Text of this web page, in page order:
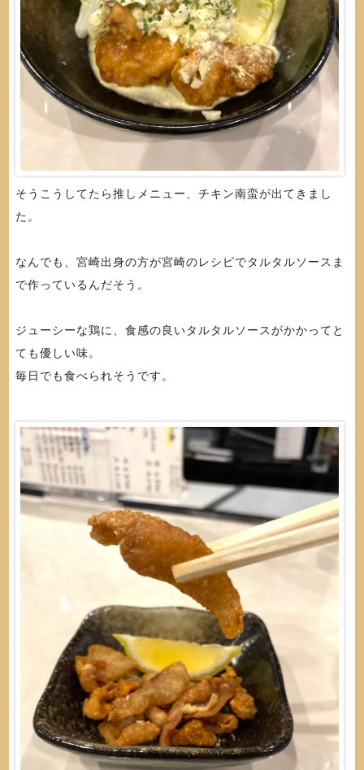
そうこうしてたら推しメニュー、チキン南蛮が出てきまし
た。
なんでも、宮崎出身の方が宮崎のレシピでタルタルソースま
で作っているんだそう。
ジューシーな鶏に、食感の良いタルタルソースがかかってと
ても優しい味。
毎日でも食べられそうです。